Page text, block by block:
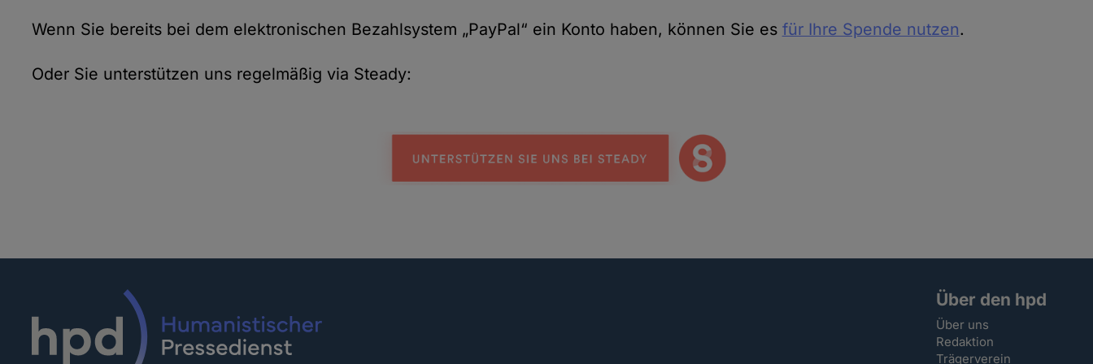
Wenn Sie bereits bei dem elektronischen Bezahlsystem „PayPal“ ein Konto haben, können Sie es für Ihre Spende nutzen.
Oder Sie unterstützen uns regelmäßig via Steady:
Über den hpd
Über uns
Redaktion
Trägerverein